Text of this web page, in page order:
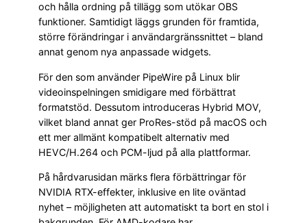
och hålla ordning på tillägg som utökar OBS
funktioner. Samtidigt läggs grunden för framtida,
större förändringar i användargränssnittet – bland
annat genom nya anpassade widgets.
För den som använder PipeWire på Linux blir
videoinspelningen smidigare med förbättrat
formatstöd. Dessutom introduceras Hybrid MOV,
vilket bland annat ger ProRes-stöd på macOS och
ett mer allmänt kompatibelt alternativ med
HEVC/H.264 och PCM-ljud på alla plattformar.
På hårdvarusidan märks flera förbättringar för
NVIDIA RTX-effekter, inklusive en lite oväntad
nyhet – möjligheten att automatiskt ta bort en stol i